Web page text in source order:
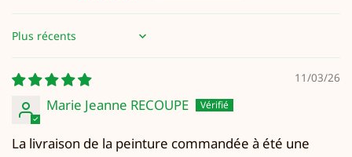
Sort by
11/03/26
Marie Jeanne RECOUPE
La livraison de la peinture commandée à été une